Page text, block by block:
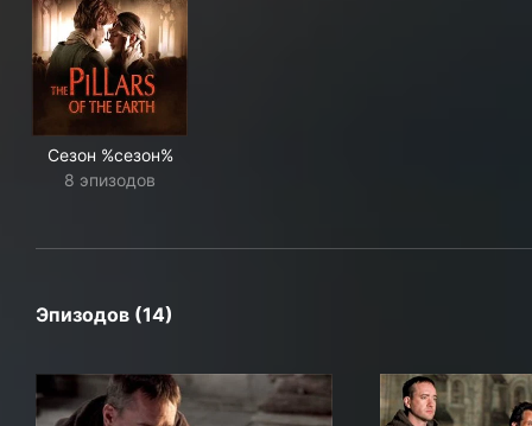
Сезон %сезон%
8 эпизодов
Эпизодов (14)